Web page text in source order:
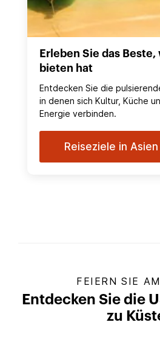
Erleben Sie das Beste,
bieten hat
Entdecken Sie die
in denen sich Kultur, Küche
Energie verbinden.
Reiseziele in
FEIERN SIE
Entdecken Sie die
zu